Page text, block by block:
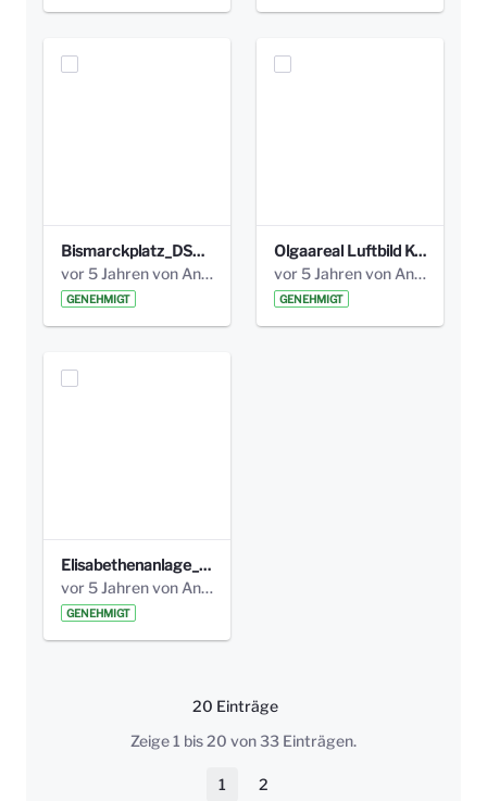
Bismarckplatz_DSC_4209_höhe300.jpg
vor 5 Jahren von Anni Schlumberger
GENEHMIGT
Olgaareal Luftbild Kopie_höhe300.jpg
vor 5 Jahren von Anni Schlumberger
GENEHMIGT
Elisabethenanlage_IMG_9754_höhe300jpg.jpg
vor 5 Jahren von Anni Schlumberger
GENEHMIGT
20 Einträge
Pro Seite
Zeige 1 bis 20 von 33 Einträgen.
Seite
1 Seite
2